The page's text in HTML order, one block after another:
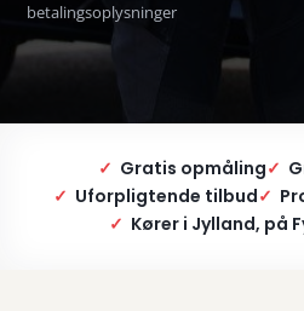
betalingsoplysninger
✓ Gratis opmåling✓
✓ Uforpligtende tilbud✓
✓ Kører i Jylland, på